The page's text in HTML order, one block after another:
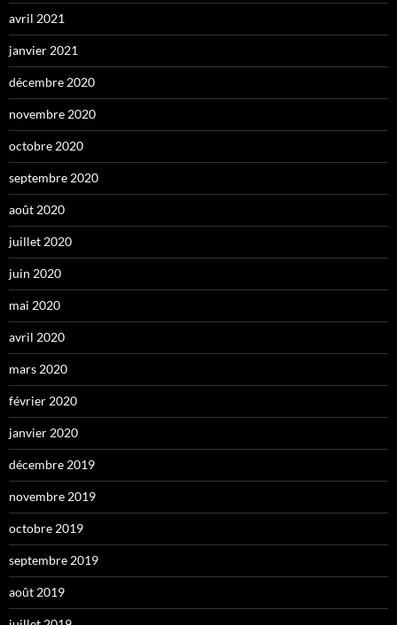
avril 2021
janvier 2021
décembre 2020
novembre 2020
octobre 2020
septembre 2020
août 2020
juillet 2020
juin 2020
mai 2020
avril 2020
mars 2020
février 2020
janvier 2020
décembre 2019
novembre 2019
octobre 2019
septembre 2019
août 2019